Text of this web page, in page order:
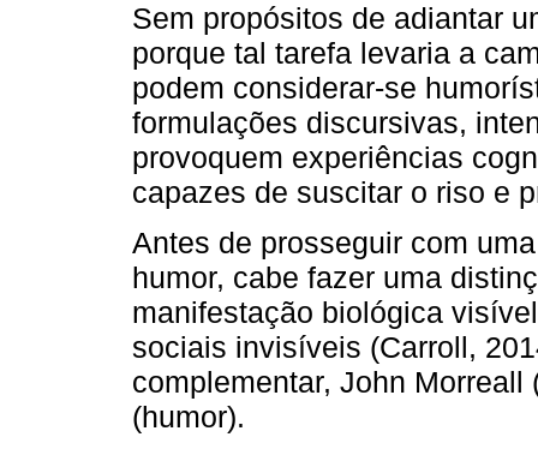
Sem propósitos de adiantar
porque tal tarefa levaria a
podem considerar-se
formulações discursivas,
provoquem experiências
capazes de suscitar o riso e
Antes de prosseguir com
humor, cabe fazer uma
manifestação biológica
sociais invisíveis (Carroll,
complementar, John
(humor).